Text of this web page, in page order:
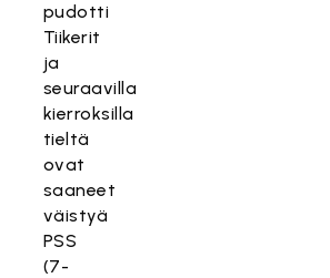
pudotti
Tiikerit
ja
seuraavilla
kierroksilla
tieltä
ovat
saaneet
väistyä
PSS
(7-